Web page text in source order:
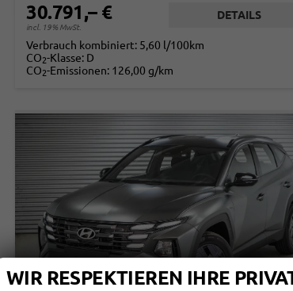
30.791,– €
incl. 19% MwSt.
DETAILS
Verbrauch kombiniert: 5,60 l/100km
CO2-Klasse: D
CO2-Emissionen: 126,00 g/km
WIR RESPEKTIEREN IHRE